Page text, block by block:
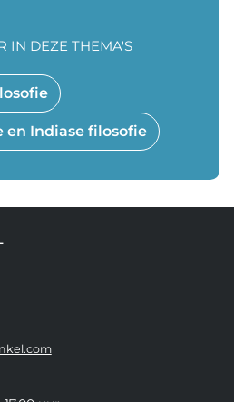
en Indiase filosofie
IN DEZE THEMA'S